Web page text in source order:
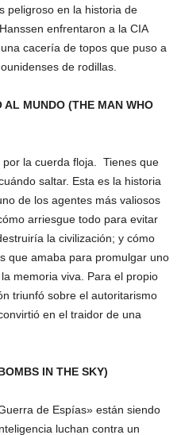
peligroso en la historia de
enfrentaron a la CIA
cacería de topos que puso a
de rodillas.
AL MUNDO (THE MAN WHO
la cuerda floja. Tienes que
saltar. Esta es la historia
de los agentes más valiosos
arriesgue todo para evitar
la civilización; y cómo
que amaba para promulgar uno
memoria viva. Para el propio
triunfó sobre el autoritarismo
en el traidor de una
IN THE SKY)
de Espías» están siendo
luchan contra un